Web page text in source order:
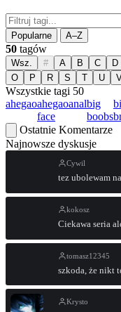
Popularne
A–Z
50 tagów
Wsz. # A B C D
O
P R S T U
Wszystkie tagi 50
ahegaoahegao
face
analbig
boobs
Ostatnie Komentarze
Najnowsze dyskusje
Cywil
tez ubolewam
kokosz
Ciekawa seria
tomasz12345
szkoda, że nikt
Krysto